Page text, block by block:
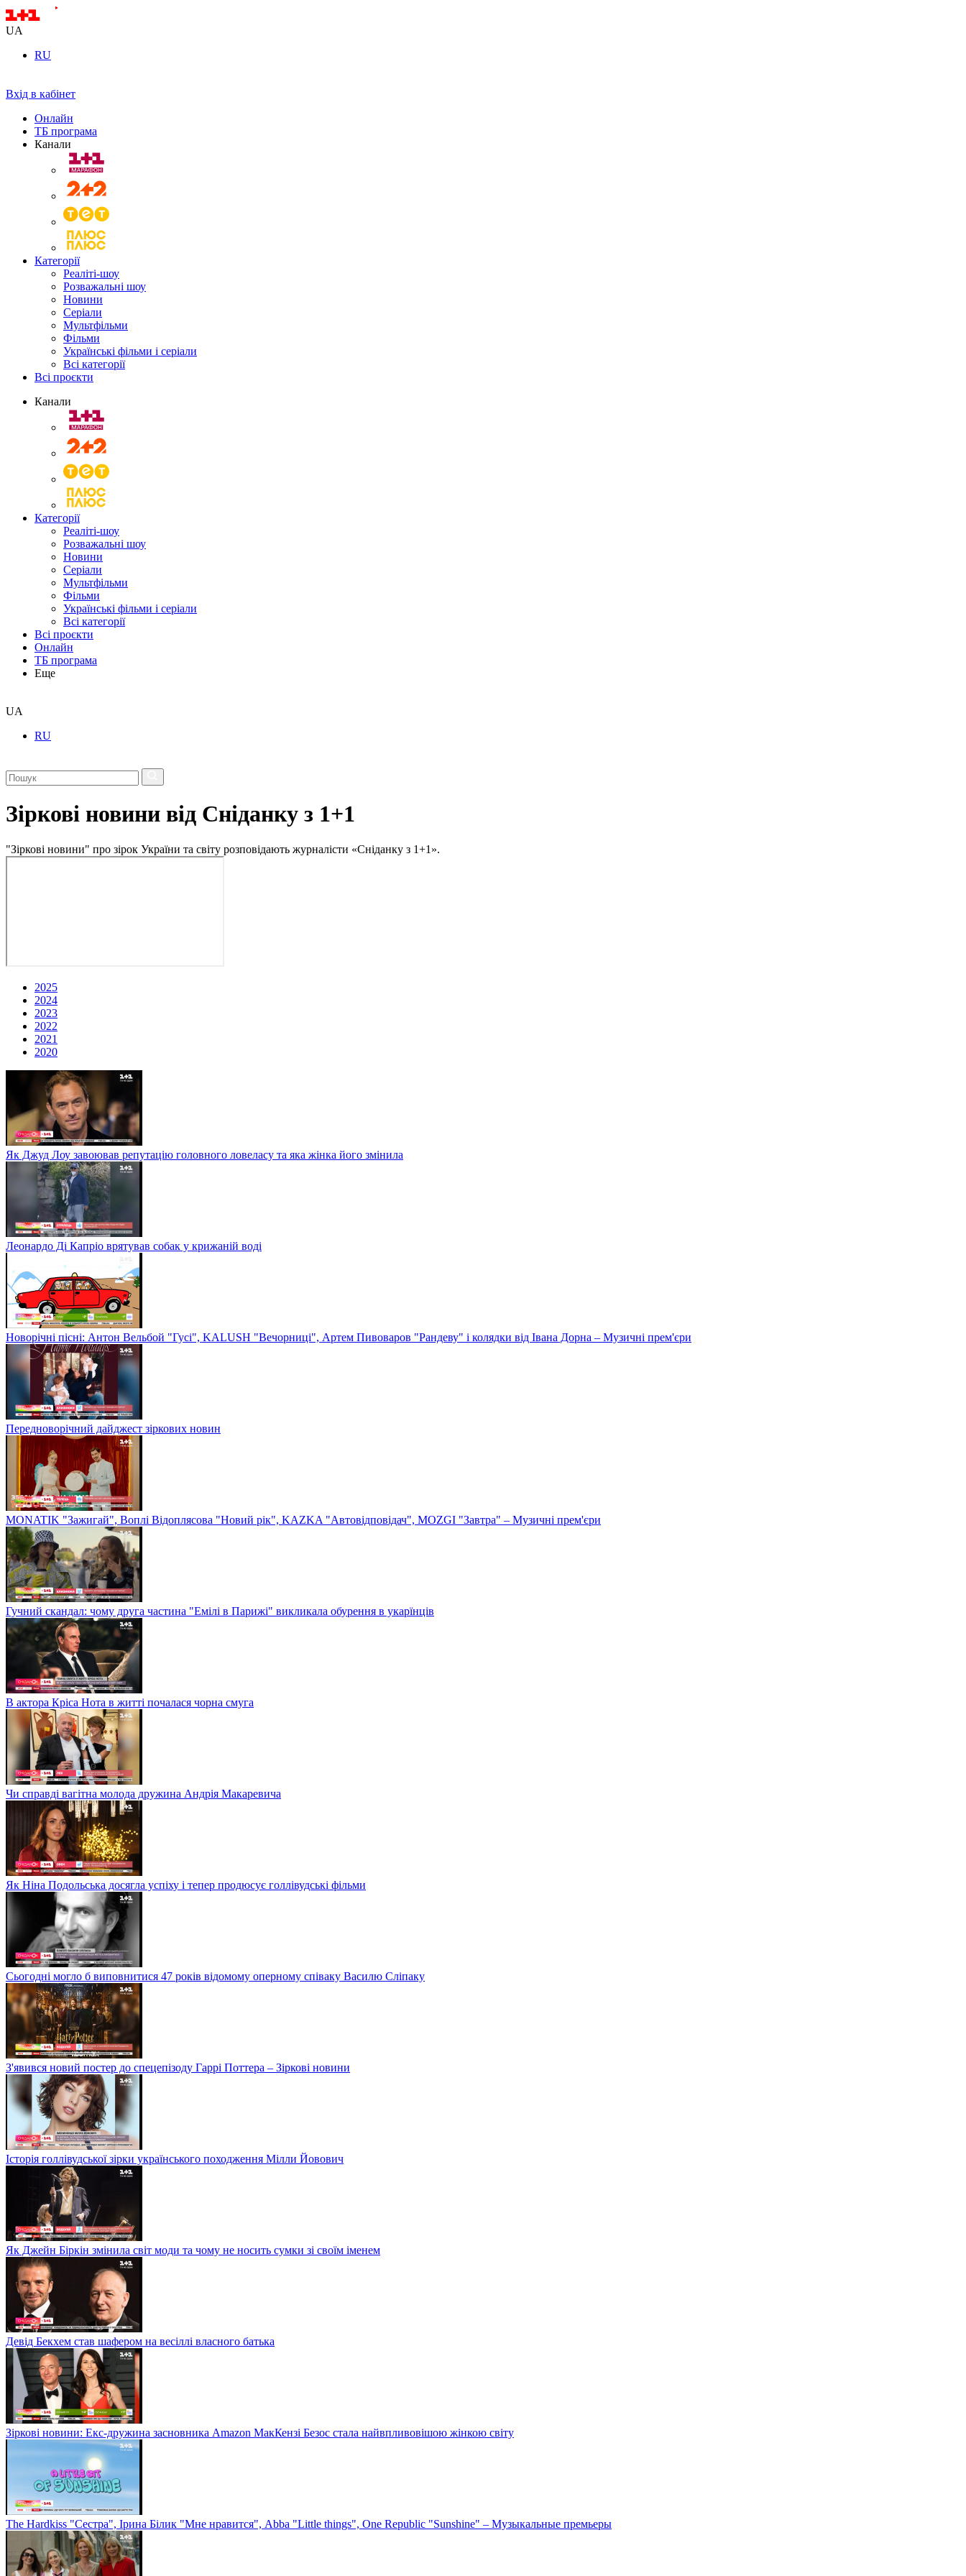
UA
RU
Вхід в кабінет
Онлайн
ТБ програма
Канали
Категорії
Реаліті-шоу
Розважальні шоу
Новини
Серіали
Мультфільми
Фільми
Українські фільми і серіали
Всі категорії
Всі проєкти
Канали
Категорії
Реаліті-шоу
Розважальні шоу
Новини
Серіали
Мультфільми
Фільми
Українські фільми і серіали
Всі категорії
Всі проєкти
Онлайн
ТБ програма
Еще
UA
RU
Зіркові новини від Сніданку з 1+1
"Зіркові новини" про зірок України та світу розповідають журналісти «Сніданку з 1+1».
2025
2024
2023
2022
2021
2020
Як Джуд Лоу завоював репутацію головного ловеласу та яка жінка його змінила
Леонардо Ді Капріо врятував собак у крижаній воді
Новорічні пісні: Антон Вельбой "Гусі", KALUSH "Вечорниці", Артем Пивоваров "Рандеву" і колядки від Івана Дорна – Музичні прем'єри
Передноворічний дайджест зіркових новин
MONATIK "Зажигай", Воплі Відоплясова "Новий рік", KAZKA "Автовідповідач", MOZGI "Завтра" – Музичні прем'єри
Гучний скандал: чому друга частина "Емілі в Парижі" викликала обурення в укарїнців
В актора Кріса Нота в житті почалася чорна смуга
Чи справді вагітна молода дружина Андрія Макаревича
Як Ніна Подольська досягла успіху і тепер продюсує голлівудські фільми
Сьогодні могло б виповнитися 47 років відомому оперному співаку Василю Сліпаку
З'явився новий постер до спецепізоду Гаррі Поттера – Зіркові новини
Історія голлівудської зірки українського походження Мілли Йовович
Як Джейн Біркін змінила світ моди та чому не носить сумки зі своїм іменем
Девід Бекхем став шафером на весіллі власного батька
Зіркові новини: Екс-дружина засновника Amazon МакКензі Безос стала найвпливовішою жінкою світу
The Hardkiss "Сестра", Ірина Білик "Мне нравится", Abba "Little things", One Republic "Sunshine" – Музыкальные премьеры